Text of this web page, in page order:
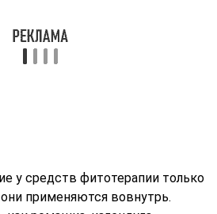
рентгеновский снимок
как ведет себя хронический